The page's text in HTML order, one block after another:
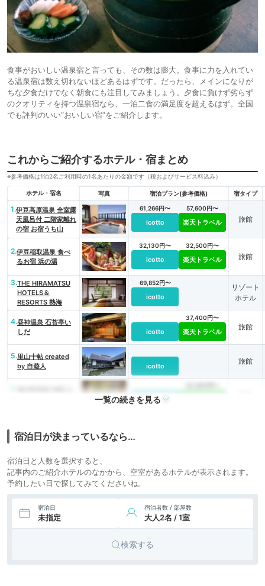
食事がおいしい温泉宿と言っても、その数は膨大。食事に力を入れてい
る温泉宿は数え切れないほどあるはずです。だったら、メインになりが
ちな夕食だけでなく朝食にも注目してみましょう。夕食に負けず劣らず
のクオリティを持つ温泉宿なら、一泊二食の満足度を超えるはず。全国
でも評判のいい“おいしい宿”をご紹介します。
これからご紹介するホテル・宿まとめ
※参考価格は1泊2名ご利用時の1名あたりの金額です（税およびサービス料込み）
ホテル・宿名 写真 宿泊プラン(参考価格) 宿タイプ
1.伊豆高原温泉 全室露
天風呂付 二階家離れ
の宿 お宿うち山
61,266円〜
icotto
57,600円〜
楽天トラベル 旅館
2.伊豆稲取温泉 食べ
るお宿 浜の湯
32,130円〜
icotto
32,500円〜
楽天トラベル 旅館
3.THE HIRAMATSU
HOTELS＆
RESORTS 熱海
69,852円〜
icotto
リゾート
ホテル
4.昼神温泉 石苔亭い
しだ
icotto
37,400円〜
楽天トラベル
旅館
5.里山十帖 created
by 自遊人
icotto
旅館
icotto
坐忘林
8.箱根 翠松園
icotto 楽天トラベル
9.有馬温泉 旅館 御幸
荘 花結び
31,464円〜
icotto
旅館
10.淡路島洲本温泉 海
16,228円〜 14,300円〜
11.光風湯圃 べにや 旅館
一覧の続きを見る
宿泊日が決まっているなら…
宿泊日と人数を選択すると、
記事内のご紹介ホテルのなかから、空室があるホテルが表示されます。
予約したい日で探してみてくださいね。
宿泊日
未指定
宿泊者数 / 部屋数
大人2名 / 1室
検索する